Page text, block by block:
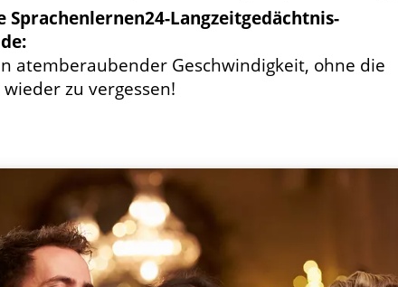
Sprachenlernen24-Langzeitgedächtnis-
atemberaubender Geschwindigkeit, ohne die
zu vergessen!